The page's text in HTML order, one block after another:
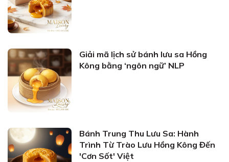
Giải mã lịch sử bánh lưu sa Hồng
Kông bằng ‘ngôn ngữ’ NLP
Bánh Trung Thu Lưu Sa: Hành
Trình Từ Trào Lưu Hồng Kông Đến
'Cơn Sốt' Việt